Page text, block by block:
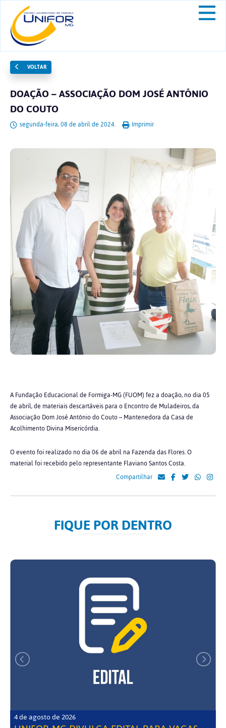
VOLTAR
DOAÇÃO – ASSOCIAÇÃO DOM JOSÉ ANTÔNIO
DO COUTO
segunda-feira, 08 de abril de 2024. Imprimir
A Fundação Educacional de Formiga-MG (FUOM) fez a doação, no dia 05
de abril, de materiais descartáveis para o Encontro de Muladeiros, da
Associação Dom José Antônio do Couto – Mantenedora da Casa de
Acolhimento Divina Misericórdia.
O evento foi realizado no dia 06 de abril na Fazenda das Flores. O
material foi recebido pelo representante Flaviano Santos Costa.
Compartilhar
FIQUE POR DENTRO
4 de agosto de 2026